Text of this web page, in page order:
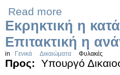
Read more
Εκρηκτική η
Επιτακτική η
in Γενικά Δικαιώματα Φυλακές
Προς:
Υπουργό